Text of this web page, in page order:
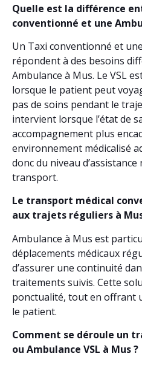
Quelle est la différence
conventionné et une
Un Taxi conventionné et
répondent à des besoins
Ambulance à Mus. Le VSL
lorsque le patient peut
pas de soins pendant le
intervient lorsque l’état de
accompagnement plus
environnement médicalisé
donc du niveau
transport.
Le transport médical
aux trajets réguliers à
Ambulance à Mus est
déplacements médicaux
d’assurer une continuité
traitements suivis. Cette
ponctualité, tout en offrant
le patient.
Comment se déroule un
ou Ambulance VSL à Mus ?